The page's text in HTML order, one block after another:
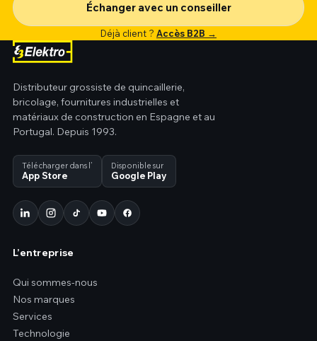
Échanger avec un conseiller
Déjà client ? Accès B2B →
Distributeur grossiste de quincaillerie,
bricolage, fournitures industrielles et
matériaux de construction en Espagne et au
Portugal. Depuis 1993.
Télécharger dans l’
App Store
Disponible sur
Google Play
L’entreprise
Qui sommes-nous
Nos marques
Services
Technologie